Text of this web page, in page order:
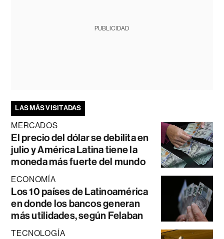
PUBLICIDAD
LAS MÁS VISITADAS
MERCADOS
El precio del dólar se debilita en
julio y América Latina tiene la
moneda más fuerte del mundo
ECONOMÍA
Los 10 países de Latinoamérica
en donde los bancos generan
más utilidades, según Felaban
TECNOLOGÍA